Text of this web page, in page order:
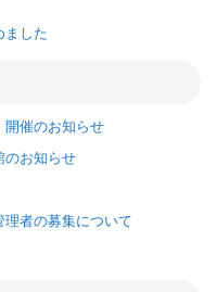
ました
開催のお知らせ
のお知らせ
者の募集について